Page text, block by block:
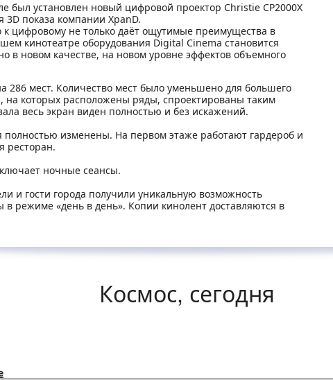
был установлен новый цифровой проектор Christie CP2000X
3D показа компании XpanD.
к цифровому не только даёт ощутимые преимущества в
кинотеатре оборудования Digital Cinema становится
в новом качестве, на новом уровне эффектов объемного
286 мест. Количество мест было уменьшено для большего
на которых расположены ряды, спроектированы таким
весь экран виден полностью и без искажений.
полностью изменены. На первом этаже работают гардероб и
ресторан.
ночные сеансы.
и гости города получили уникальную возможность
режиме «день в день». Копии кинолент доставляются в
Космос, сегодня